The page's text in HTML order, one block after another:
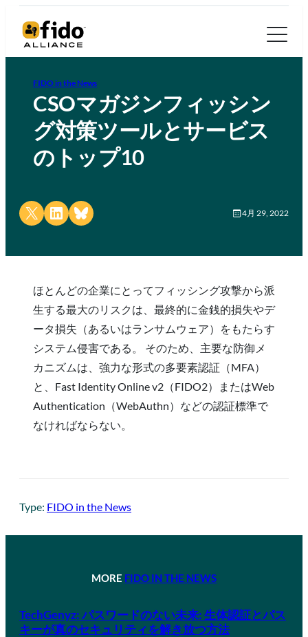
FIDO in the News
CSOマガジンフィッシン
グ対策ツールとサービス
のトップ10
Share on X Share on LinkedIn
Share on Bluesky 4月 29, 2022
ほとんどの企業にとってフィッシング攻撃から派
生する最大のリスクは、最終的に金銭的損失やデ
ータ損失（あるいはランサムウェア）をもたらす
システム侵害である。 そのため、主要な防御メ
カニズムは、強力な形式の多要素認証（MFA）
と、Fast Identity Online v2（FIDO2）またはWeb
Authentication（WebAuthn）などの認証標準で
なければならない。
Type: FIDO in the News
MORE FIDO IN THE NEWS
TechGenyz: パスワードのない未来: 生体認証とパス
キーが真のセキュリティを解き放つ方法